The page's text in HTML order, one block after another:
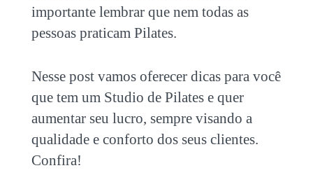
importante lembrar que nem todas as
pessoas praticam Pilates.
Nesse post vamos oferecer dicas para você
que tem um Studio de Pilates e quer
aumentar seu lucro, sempre visando a
qualidade e conforto dos seus clientes.
Confira!